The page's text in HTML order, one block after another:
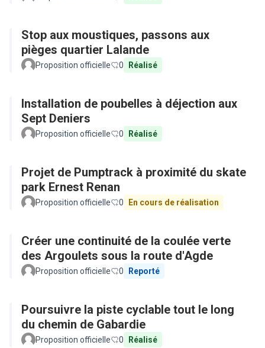
Stop aux moustiques, passons aux
pièges quartier Lalande
Proposition officielle 0 Réalisé
Installation de poubelles à déjection aux
Sept Deniers
Proposition officielle 0 Réalisé
Projet de Pumptrack à proximité du skate
park Ernest Renan
Proposition officielle 0 En cours de réalisation
Créer une continuité de la coulée verte
des Argoulets sous la route d'Agde
Proposition officielle 0 Reporté
Poursuivre la piste cyclable tout le long
du chemin de Gabardie
Proposition officielle 0 Réalisé